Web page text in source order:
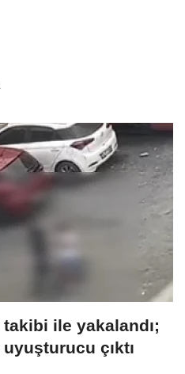
ile yakalandı;
çıktı